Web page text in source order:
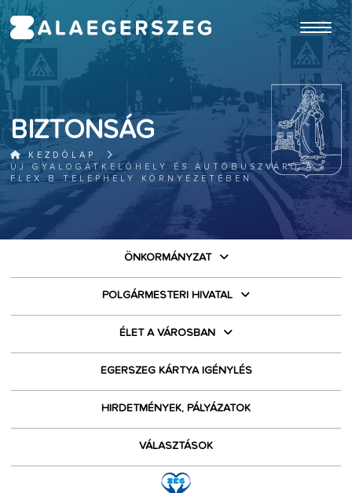
ugrás a fő tartalomhoz
BIZTONSÁG
KEZDŐLAP
ÚJ GYALOGÁTKELŐHELY ÉS AUTÓBUSZVÁRÓ A
FLEX B TELEPHELY KÖRNYEZETÉBEN
ÖNKORMÁNYZAT
POLGÁRMESTERI HIVATAL
ÉLET A VÁROSBAN
EGERSZEG KÁRTYA IGÉNYLÉS
HIRDETMÉNYEK, PÁLYÁZATOK
VÁLASZTÁSOK